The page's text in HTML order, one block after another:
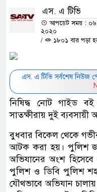
এস. এ টিভি
আপডেট সময় :
২০২০
/
১৮০১ বার পড়া
এস. এ টিভি সর্বশেষ নিউজ
নিষিদ্ধ নোট গাইড
সাতক্ষীরায় দুই
বুধবার বিকেল থেকে
আটক করা হয়। পুলিশ
অভিযানের অংশ হিসেবে
পুলিশ ও ডিবি পুলিশ
যৌথভাবে অভিযান